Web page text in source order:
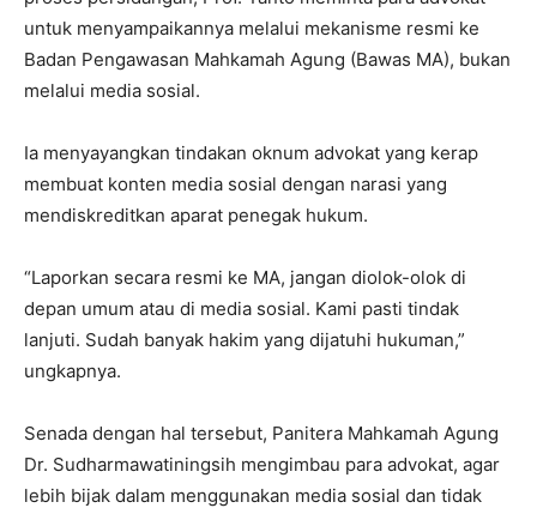
untuk menyampaikannya melalui mekanisme resmi ke
Badan Pengawasan Mahkamah Agung (Bawas MA), bukan
melalui media sosial.
Ia menyayangkan tindakan oknum advokat yang kerap
membuat konten media sosial dengan narasi yang
mendiskreditkan aparat penegak hukum.
“Laporkan secara resmi ke MA, jangan diolok-olok di
depan umum atau di media sosial. Kami pasti tindak
lanjuti. Sudah banyak hakim yang dijatuhi hukuman,”
ungkapnya.
Senada dengan hal tersebut, Panitera Mahkamah Agung
Dr. Sudharmawatiningsih mengimbau para advokat, agar
lebih bijak dalam menggunakan media sosial dan tidak